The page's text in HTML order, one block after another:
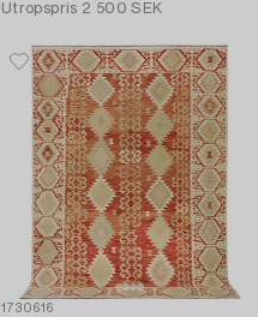
Utropspris 2 500 SEK
1730616